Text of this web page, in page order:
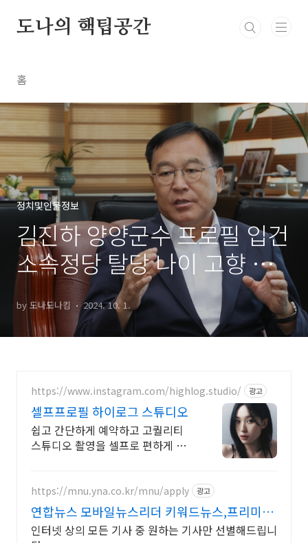
도나의 핵팁공간
홈
정치및인물정보
김진하 양양군수 프로필 입건
소속정당 탈당 나이 고향 학
력 논란 반박
by 도나도나킴 2024. 10. 1.
https://www.instagram.com/highlog.studio/ 광고
셀프프로필 하이로그 스튜디오
쉽고 간단하게 예약하고 고퀄리티
스튜디오 촬영을 셀프로 편하게 촬
https://mnu.yna.co.kr/mnu/apply 광고
연합뉴스 모바일뉴스리더 키워드뉴스,프리미엄
인물검색
인터넷 상의 모든 기사 중 원하는 기사만 선별해드립니